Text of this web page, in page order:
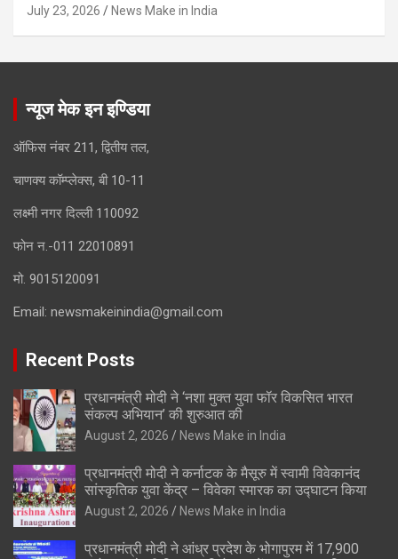
July 23, 2026 News Make in India
न्यूज मेक इन इण्डिया
ऑफिस नंबर 211, द्वितीय तल,
चाणक्य कॉम्प्लेक्स, बी 10-11
लक्ष्मी नगर दिल्ली 110092
फोन न.-011 22010891
मो. 9015120091
Email: newsmakeinindia@gmail.com
Recent Posts
प्रधानमंत्री मोदी ने ‘नशा मुक्त युवा फॉर विकसित भारत
संकल्प अभियान’ की शुरुआत की
August 2, 2026 News Make in India
प्रधानमंत्री मोदी ने कर्नाटक के मैसूरु में स्वामी विवेकानंद
सांस्कृतिक युवा केंद्र – विवेका स्मारक का उद्घाटन किया
August 2, 2026 News Make in India
प्रधानमंत्री मोदी ने आंध्र प्रदेश के भोगापुरम में 17,900